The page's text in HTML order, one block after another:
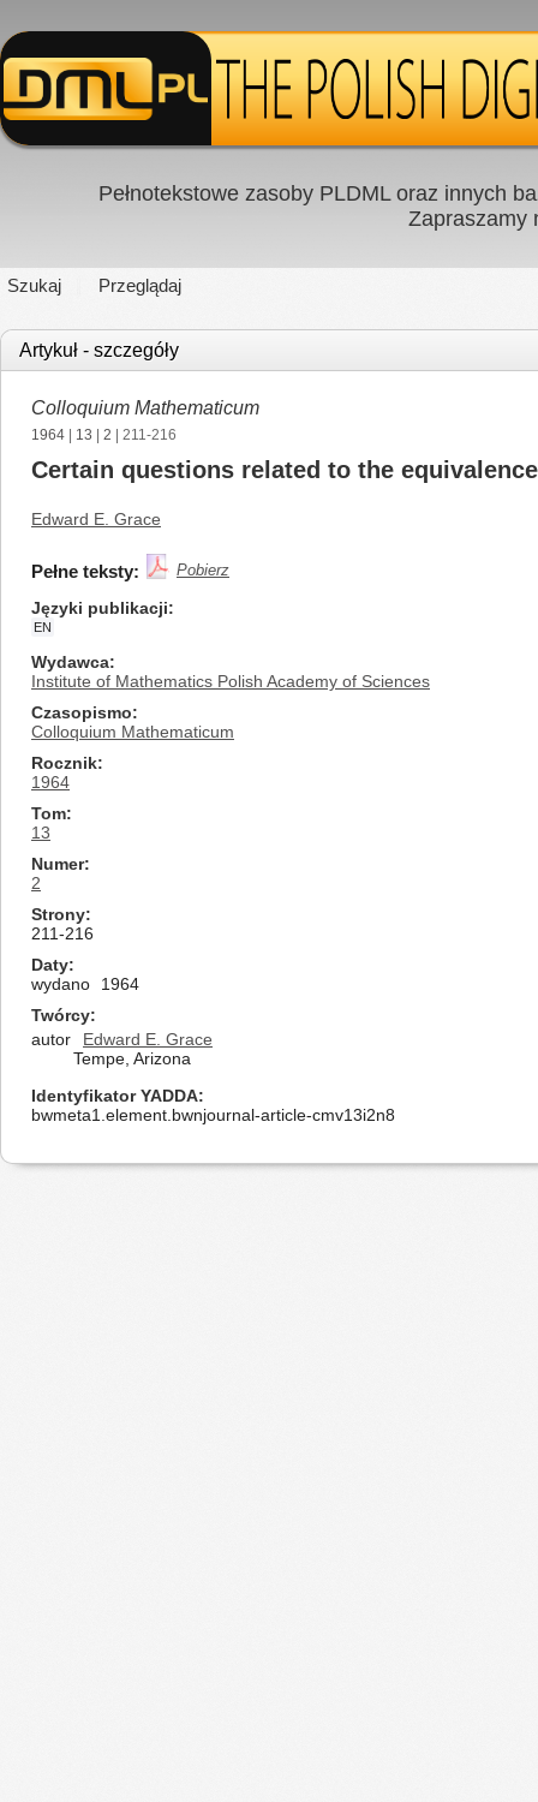
Pełnotekstowe zasoby PLDML oraz innych
Zapraszamy
Szukaj Przeglądaj
Artykuł - szczegóły
Colloquium Mathematicum
1964 13 2 | 211-216
Certain questions related to the
Edward E. Grace
Pełne teksty: Pobierz
Języki publikacji
EN
Wydawca
Institute of Mathematics Polish Academy of Sciences
Czasopismo
Colloquium Mathematicum
Rocznik
1964
Tom
13
Numer
2
Strony
211-216
Daty
wydano
1964
Twórcy
autor
Edward E. Grace
Tempe, Arizona
Identyfikator YADDA
bwmeta1.element.bwnjournal-article-cmv13i2n8